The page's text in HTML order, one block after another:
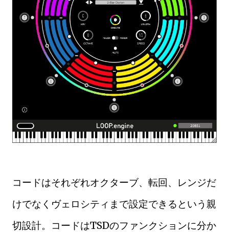
コードはそれぞれオクターブ、転回、レンジだ
けでなくヴェロシティまで設定できるという親
切設計。コードはTSDのファンクションに分か